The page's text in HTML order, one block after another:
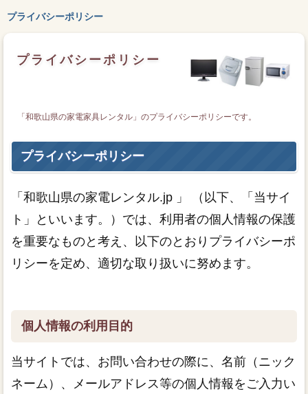
プライバシーポリシー
プライバシーポリシー
「和歌山県の家電家具レンタル」のプライバシーポリシーです。
プライバシーポリシー
「和歌山県の家電レンタル.jp 」 （以下、「当サイ
ト」といいます。）では、利用者の個人情報の保護
を重要なものと考え、以下のとおりプライバシーポ
リシーを定め、適切な取り扱いに努めます。
個人情報の利用目的
当サイトでは、お問い合わせの際に、名前（ニック
ネーム）、メールアドレス等の個人情報をご入力い